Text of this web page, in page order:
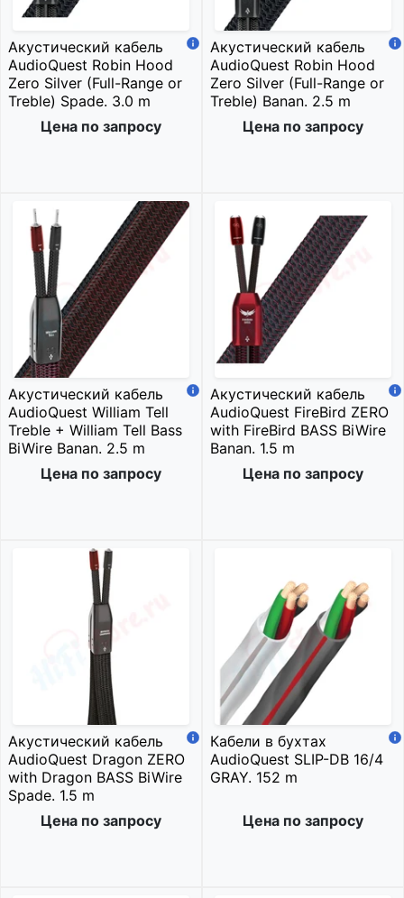
Акустический кабель
AudioQuest Robin Hood
Zero Silver (Full-Range or
Treble) Spade. 3.0 m
Цена по запросу
Акустический кабель
AudioQuest Robin Hood
Zero Silver (Full-Range or
Treble) Banan. 2.5 m
Цена по запросу
Акустический кабель
AudioQuest William Tell
Treble + William Tell Bass
BiWire Banan. 2.5 m
Цена по запросу
Акустический кабель
AudioQuest FireBird ZERO
with FireBird BASS BiWire
Banan. 1.5 m
Цена по запросу
Акустический кабель
AudioQuest Dragon ZERO
with Dragon BASS BiWire
Spade. 1.5 m
Цена по запросу
Кабели в бухтах
AudioQuest SLIP-DB 16/4
GRAY. 152 m
Цена по запросу